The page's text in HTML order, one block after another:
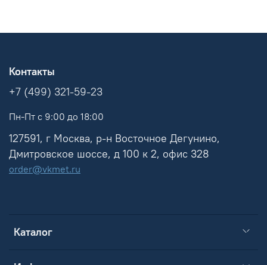
Каталог
Контакты
+7 (499) 321-59-23
Пн-Пт с 9:00 до 18:00
127591, г Москва, р-н Восточное Дегунино,
Дмитровское шоссе, д 100 к 2, офис 328
order@vkmet.ru